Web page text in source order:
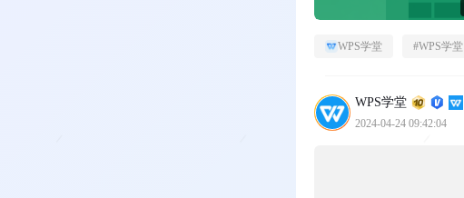
WPS学堂 #WPS学堂
WPS学堂
2024-04-24 09:42:04